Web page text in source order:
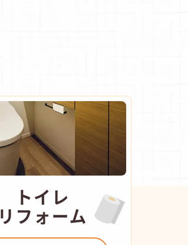
トイレ
リフォーム